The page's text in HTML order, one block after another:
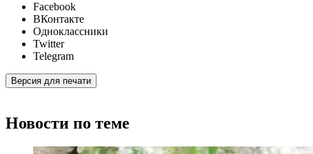
Facebook
ВКонтакте
Одноклассники
Twitter
Telegram
Версия для печати
Новости по теме